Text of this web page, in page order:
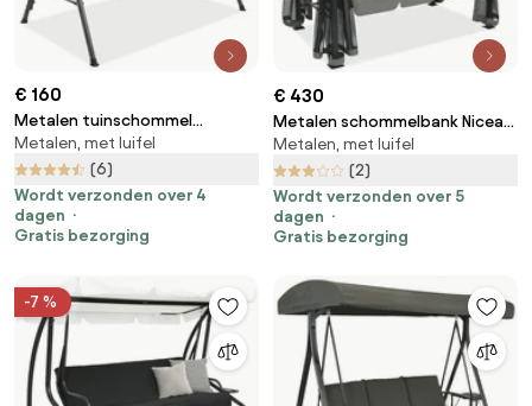
€ 160
Metalen tuinschommel
Florencja Garden Point grijs
Metalen, met luifel
(6)
Wordt verzonden over 4
dagen
Gratis bezorging
€ 430
Metalen schommelbank Nicea
Garden Point antraciet
Metalen, met luifel
(2)
Wordt verzonden over 5
dagen
Gratis bezorging
-7 %